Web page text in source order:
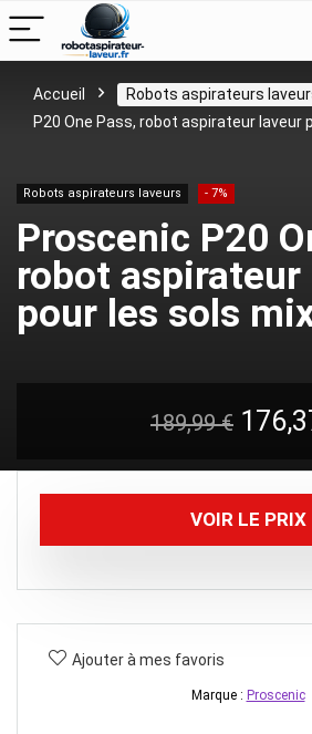
Accueil Robots aspirateurs
P20 One Pass, robot aspirateur laveur
Robots aspirateurs laveurs - 7%
Proscenic P20
robot aspirateur
pour les sols
189,99€ Le
était :
VOIR LE PRIX
Ajouter à mes favoris
Marque : Proscenic